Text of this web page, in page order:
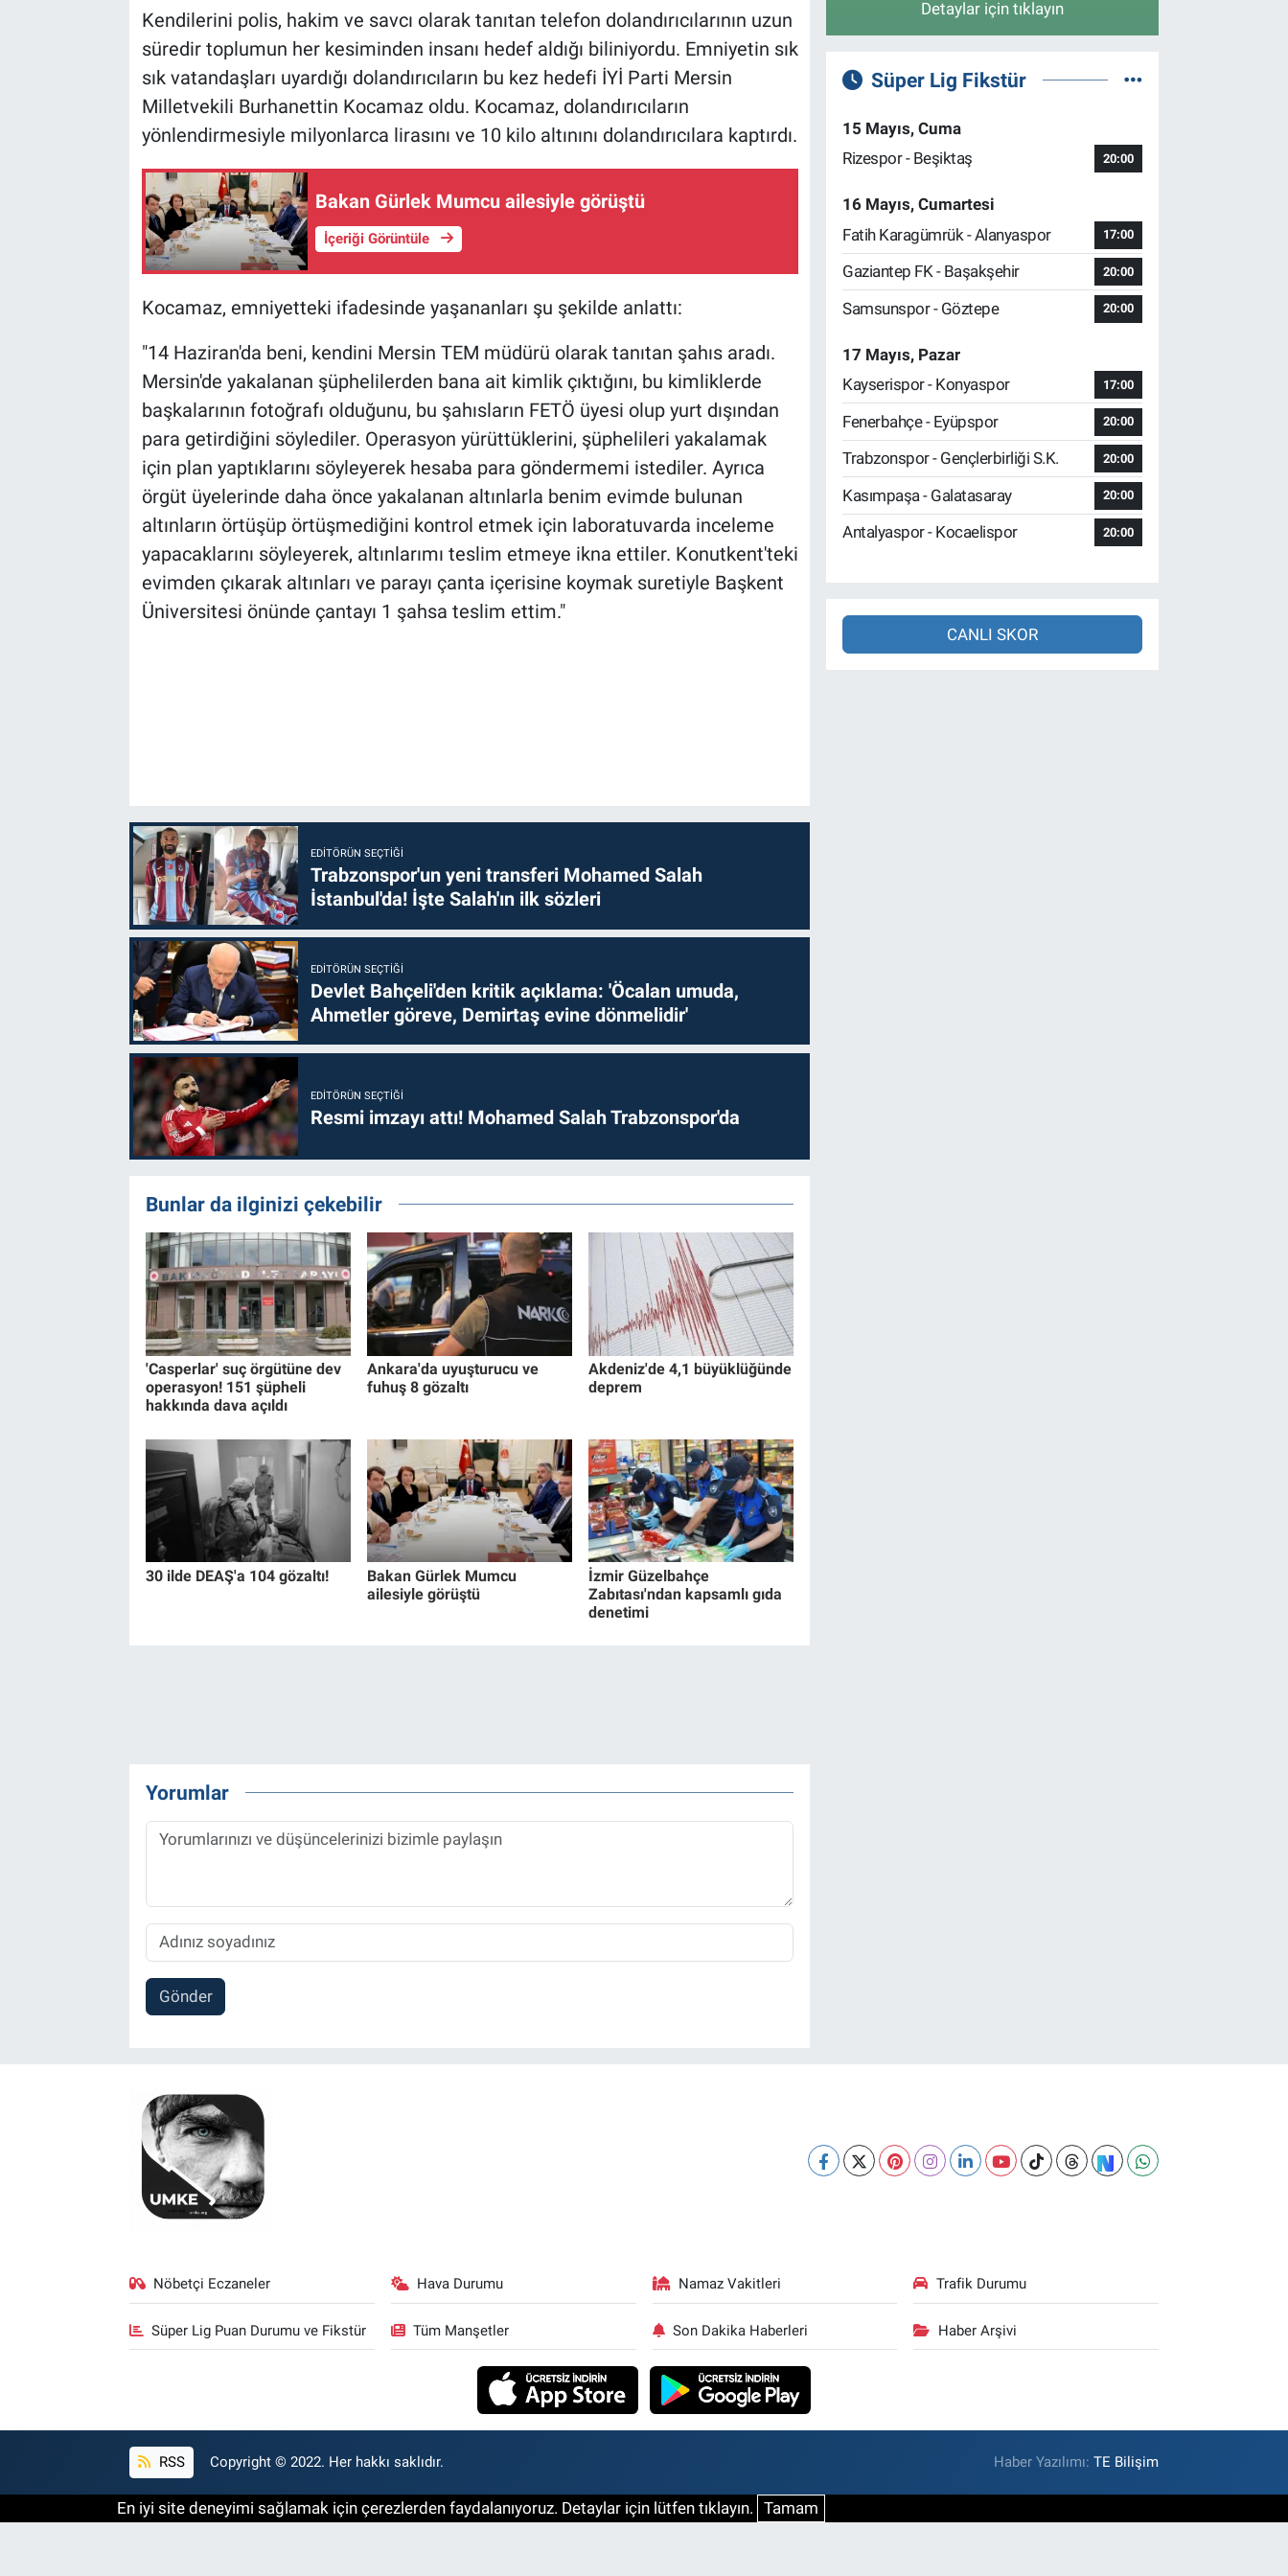
Kendilerini polis, hakim ve savcı olarak tanıtan telefon dolandırıcılarının uzun
süredir toplumun her kesiminden insanı hedef aldığı biliniyordu. Emniyetin sık
sık vatandaşları uyardığı dolandırıcıların bu kez hedefi İYİ Parti Mersin
Milletvekili Burhanettin Kocamaz oldu. Kocamaz, dolandırıcıların
yönlendirmesiyle milyonlarca lirasını ve 10 kilo altınını dolandırıcılara kaptırdı.
Bakan Gürlek Mumcu ailesiyle görüştü
İçeriği Görüntüle
Kocamaz, emniyetteki ifadesinde yaşananları şu şekilde anlattı:
"14 Haziran'da beni, kendini Mersin TEM müdürü olarak tanıtan şahıs aradı.
Mersin'de yakalanan şüphelilerden bana ait kimlik çıktığını, bu kimliklerde
başkalarının fotoğrafı olduğunu, bu şahısların FETÖ üyesi olup yurt dışından
para getirdiğini söylediler. Operasyon yürüttüklerini, şüphelileri yakalamak
için plan yaptıklarını söyleyerek hesaba para göndermemi istediler. Ayrıca
örgüt üyelerinde daha önce yakalanan altınlarla benim evimde bulunan
altınların örtüşüp örtüşmediğini kontrol etmek için laboratuvarda inceleme
yapacaklarını söyleyerek, altınlarımı teslim etmeye ikna ettiler. Konutkent'teki
evimden çıkarak altınları ve parayı çanta içerisine koymak suretiyle Başkent
Üniversitesi önünde çantayı 1 şahsa teslim ettim."
EDITÖRÜN SEÇTIĞI
Trabzonspor'un yeni transferi Mohamed Salah
İstanbul'da! İşte Salah'ın ilk sözleri
EDITÖRÜN SEÇTIĞI
Devlet Bahçeli'den kritik açıklama: 'Öcalan umuda,
Ahmetler göreve, Demirtaş evine dönmelidir'
EDITÖRÜN SEÇTIĞI
Resmi imzayı attı! Mohamed Salah Trabzonspor'da
Bunlar da ilginizi çekebilir
'Casperlar' suç örgütüne dev
operasyon! 151 şüpheli
hakkında dava açıldı
Ankara'da uyuşturucu ve
fuhuş 8 gözaltı
Akdeniz'de 4,1 büyüklüğünde
deprem
30 ilde DEAŞ'a 104 gözaltı!
Bakan Gürlek Mumcu
ailesiyle görüştü
İzmir Güzelbahçe
Zabıtası'ndan kapsamlı gıda
denetimi
Yorumlar
Gönder
Detaylar için tıklayın
Süper Lig Fikstür
15 Mayıs, Cuma
Rizespor - Beşiktaş
20:00
16 Mayıs, Cumartesi
Fatih Karagümrük - Alanyaspor
17:00
Gaziantep FK - Başakşehir 20:00
Samsunspor - Göztepe 20:00
17 Mayıs, Pazar
Kayserispor - Konyaspor
17:00
Fenerbahçe - Eyüpspor 20:00
Trabzonspor - Gençlerbirliği S.K. 20:00
Kasımpaşa - Galatasaray 20:00
Antalyaspor - Kocaelispor 20:00
CANLI SKOR
Nöbetçi Eczaneler Hava Durumu Namaz Vakitleri Trafik Durumu
Süper Lig Puan Durumu ve Fikstür Tüm Manşetler Son Dakika Haberleri Haber Arşivi
RSS Copyright © 2022. Her hakkı saklıdır. Haber Yazılımı:TE Bilişim
En iyi site deneyimi sağlamak için çerezlerden faydalanıyoruz. Detaylar için lütfen tıklayın. Tamam